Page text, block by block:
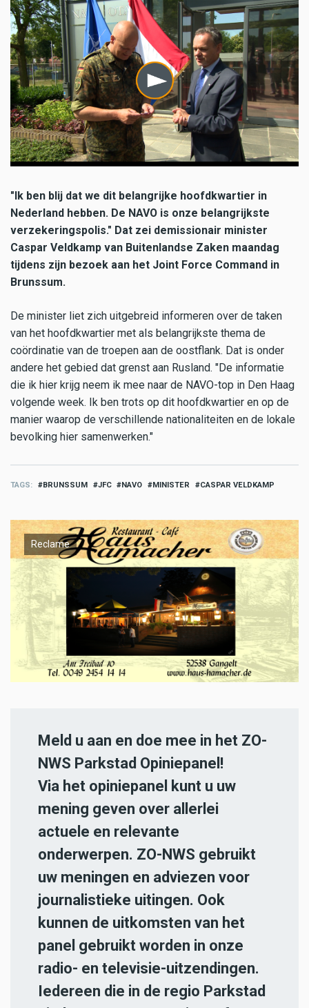
"Ik ben blij dat we dit belangrijke hoofdkwartier in
Nederland hebben. De NAVO is onze belangrijkste
verzekeringspolis." Dat zei demissionair minister
Caspar Veldkamp van Buitenlandse Zaken maandag
tijdens zijn bezoek aan het Joint Force Command in
Brunssum.
De minister liet zich uitgebreid informeren over de taken
van het hoofdkwartier met als belangrijkste thema de
coördinatie van de troepen aan de oostflank. Dat is onder
andere het gebied dat grenst aan Rusland. "De informatie
die ik hier krijg neem ik mee naar de NAVO-top in Den Haag
volgende week. Ik ben trots op dit hoofdkwartier en op de
manier waarop de verschillende nationaliteiten en de lokale
bevolking hier samenwerken."
TAGS BRUNSSUM JFC NAVO MINISTER CASPAR VELDKAMP
Reclame
Meld u aan en doe mee in het ZO-
NWS Parkstad Opiniepanel!
Via het opiniepanel kunt u uw
mening geven over allerlei
actuele en relevante
onderwerpen. ZO-NWS gebruikt
uw meningen en adviezen voor
journalistieke uitingen. Ook
kunnen de uitkomsten van het
panel gebruikt worden in onze
radio- en televisie-uitzendingen.
Iedereen die in de regio Parkstad